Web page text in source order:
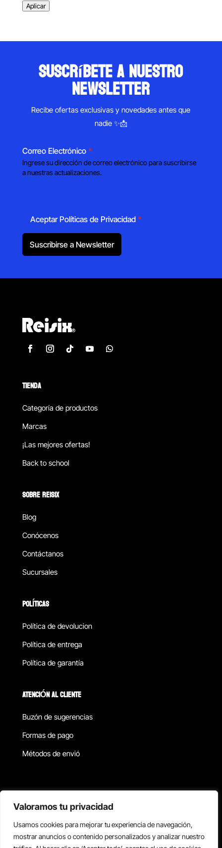
Valoramos tu privacidad
Usamos cookies para mejorar tu experiencia de navegación,
mostrar anuncios o contenido personalizados y analizar nuestro
Aplicar
suscríbete a nuestro
newsletter
Recibe ofertas exclusivas y novedades antes que
nadie ✨📩
Correo Electrónico *
Ingrese su dirección de correo electrónico para suscribirse
a nuestras actualizaciones.
Aceptar Políticas de Privacidad *
Suscribirse a Newsletter
TIENDA
Categoría de productos
Marcas
¡Las mejores ofertas!
Back to school
SOBRE REISIX
Blog
Conócenos
Contáctanos
Sucursales
POLÍTICAS
Política de devolucion
Política de entrega
Política de garantía
ATENCIÓN AL CLIENTE
Buzón de sugerencias
Formas de pago
Métodos de envió
Copyright © 2026 Reisix. Todos los derechos reservados.